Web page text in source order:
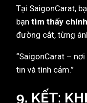
Tại SaigonCarat,
bạn tìm thấy
đường cắt, từng
“SaigonCarat –
tin và tình cảm.”
9. KẾT: